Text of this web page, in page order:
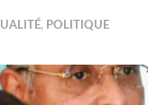
, POLITIQUE